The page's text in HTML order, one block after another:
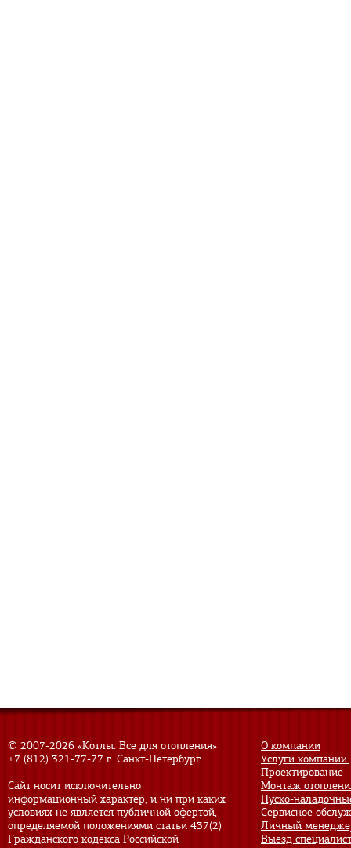
© 2007-2026 «Котлы. Все для отопления»
+7 (812) 321-77-77 г. Санкт-Петербург
Сайт носит исключительно
информационный характер, и ни при каких
условиях не является публичной офертой,
определяемой положениями статьи 437(2)
Гражданского кодекса Российской
О компании
Услуги компании:
Проектирование
Монтаж
Пуско-
Сервисное
Личный
Выезд